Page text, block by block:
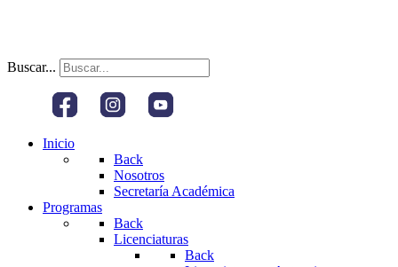
Buscar...
Inicio
Back
Nosotros
Secretaría Académica
Programas
Back
Licenciaturas
Back